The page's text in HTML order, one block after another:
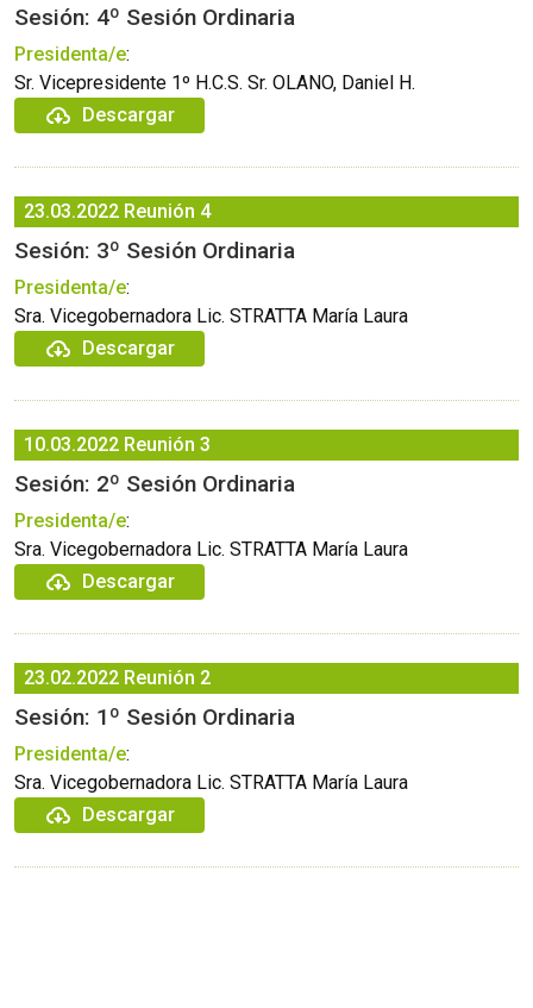
Sesión: 4º Sesión Ordinaria
Presidenta/e:
Sr. Vicepresidente 1º H.C.S. Sr. OLANO, Daniel H.
Descargar
23.03.2022 Reunión 4
Sesión: 3º Sesión Ordinaria
Presidenta/e:
Sra. Vicegobernadora Lic. STRATTA María Laura
Descargar
10.03.2022 Reunión 3
Sesión: 2º Sesión Ordinaria
Presidenta/e:
Sra. Vicegobernadora Lic. STRATTA María Laura
Descargar
23.02.2022 Reunión 2
Sesión: 1º Sesión Ordinaria
Presidenta/e:
Sra. Vicegobernadora Lic. STRATTA María Laura
Descargar